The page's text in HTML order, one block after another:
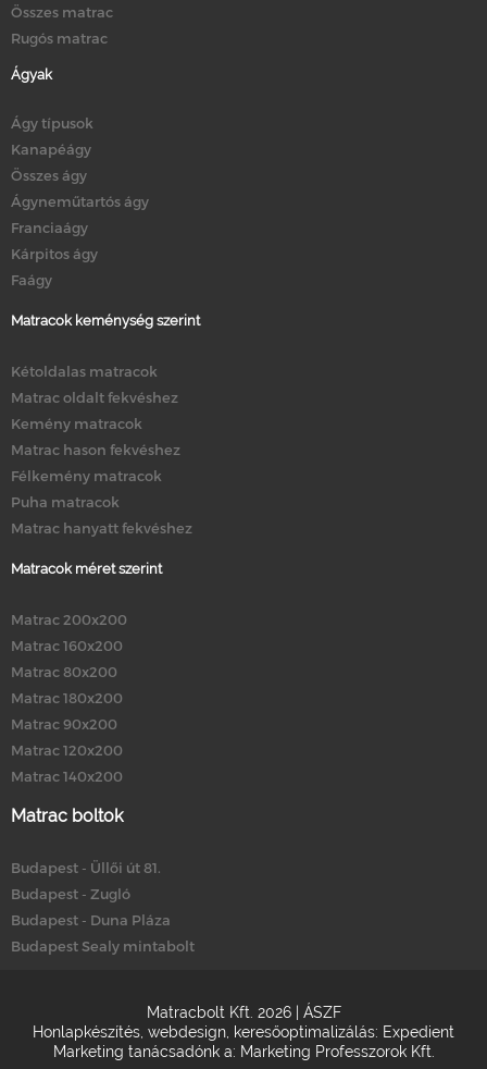
Összes matrac
Rugós matrac
Ágyak
Ágy típusok
Kanapéágy
Összes ágy
Ágyneműtartós ágy
Franciaágy
Kárpitos ágy
Faágy
Matracok keménység szerint
Kétoldalas matracok
Matrac oldalt fekvéshez
Kemény matracok
Matrac hason fekvéshez
Félkemény matracok
Puha matracok
Matrac hanyatt fekvéshez
Matracok méret szerint
Matrac 200x200
Matrac 160x200
Matrac 80x200
Matrac 180x200
Matrac 90x200
Matrac 120x200
Matrac 140x200
Matrac boltok
Budapest - Üllői út 81.
Budapest - Zugló
Budapest - Duna Pláza
Budapest Sealy mintabolt
Matracbolt Kft. 2026 | ÁSZF
Honlapkészítés webdesign keresőoptimalizálás: Expedient
Marketing tanácsadónk a: Marketing Professzorok Kft.